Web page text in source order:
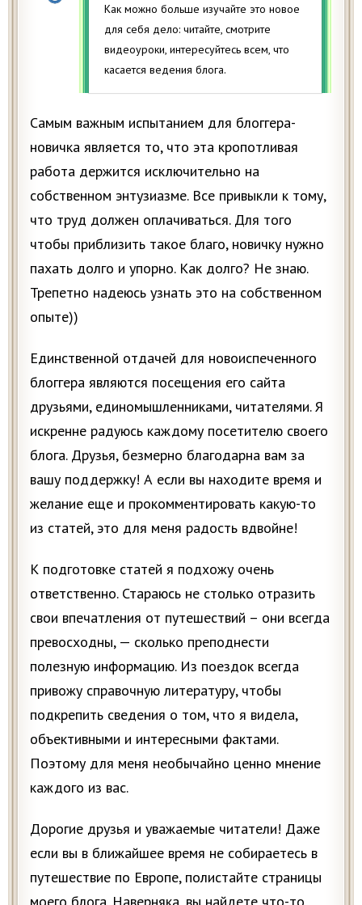
Как можно больше изучайте это новое
для себя дело: читайте, смотрите
видеоуроки, интересуйтесь всем, что
касается ведения блога.
Самым важным испытанием для блоггера-
новичка является то, что эта кропотливая
работа держится исключительно на
собственном энтузиазме. Все привыкли к тому,
что труд должен оплачиваться. Для того
чтобы приблизить такое благо, новичку нужно
пахать долго и упорно. Как долго? Не знаю.
Трепетно надеюсь узнать это на собственном
опыте))
Единственной отдачей для новоиспеченного
блоггера являются посещения его сайта
друзьями, единомышленниками, читателями. Я
искренне радуюсь каждому посетителю своего
блога. Друзья, безмерно благодарна вам за
вашу поддержку! А если вы находите время и
желание еще и прокомментировать какую-то
из статей, это для меня радость вдвойне!
К подготовке статей я подхожу очень
ответственно. Стараюсь не столько отразить
свои впечатления от путешествий – они всегда
превосходны, — сколько преподнести
полезную информацию. Из поездок всегда
привожу справочную литературу, чтобы
подкрепить сведения о том, что я видела,
объективными и интересными фактами.
Поэтому для меня необычайно ценно мнение
каждого из вас.
Дорогие друзья и уважаемые читатели! Даже
если вы в ближайшее время не собираетесь в
путешествие по Европе, полистайте страницы
моего блога. Наверняка, вы найдете что-то